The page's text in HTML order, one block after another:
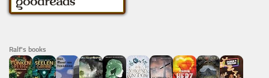
Ralf's books